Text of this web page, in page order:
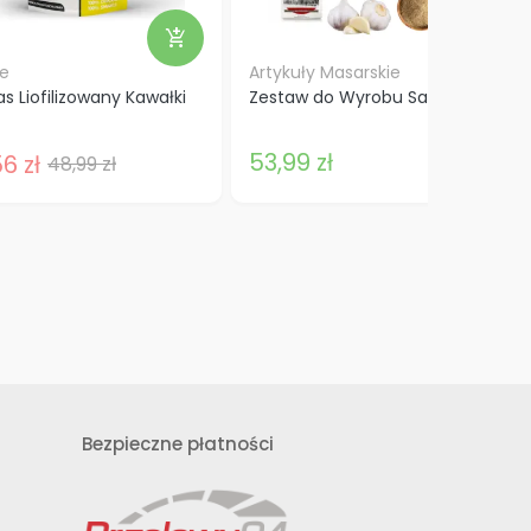
add_shopping_cart
Liofilizowany Kawałki
zł 48,99 zł
Artykuły Masarskie
Zestaw do Wyrobu Salcesonu
53,99 zł
Bezpieczne płatności